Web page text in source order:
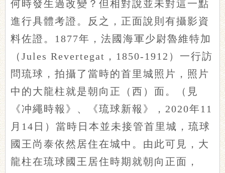
何時發生過改變？但相對說並未對這一點
進行具體考證。反之，正面說則有攝影資
料佐證。1877年，法國海軍少尉魯維特加
（Jules Revertegat，1850-1912）一行訪
問琉球，拍攝了當時的首里城照片，照片
中的大龍柱就是朝向正（西）面。（見
《冲繩時報》、《琉球新報》，2020年11
月14日）當時日本並未接管首里城，琉球
國王尚泰依然居住在城中。由此可見，大
龍柱在琉球國王居住時期就朝向正面，